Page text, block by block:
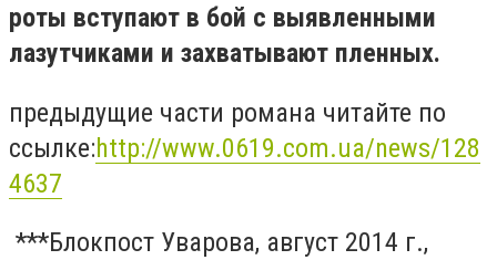
роты вступают в бой с выявленными
лазутчиками и захватывают пленных.
предыдущие части романа читайте по
ссылке:http://www.0619.com.ua/news/128
4637
***Блокпост Уварова, август 2014 г.,